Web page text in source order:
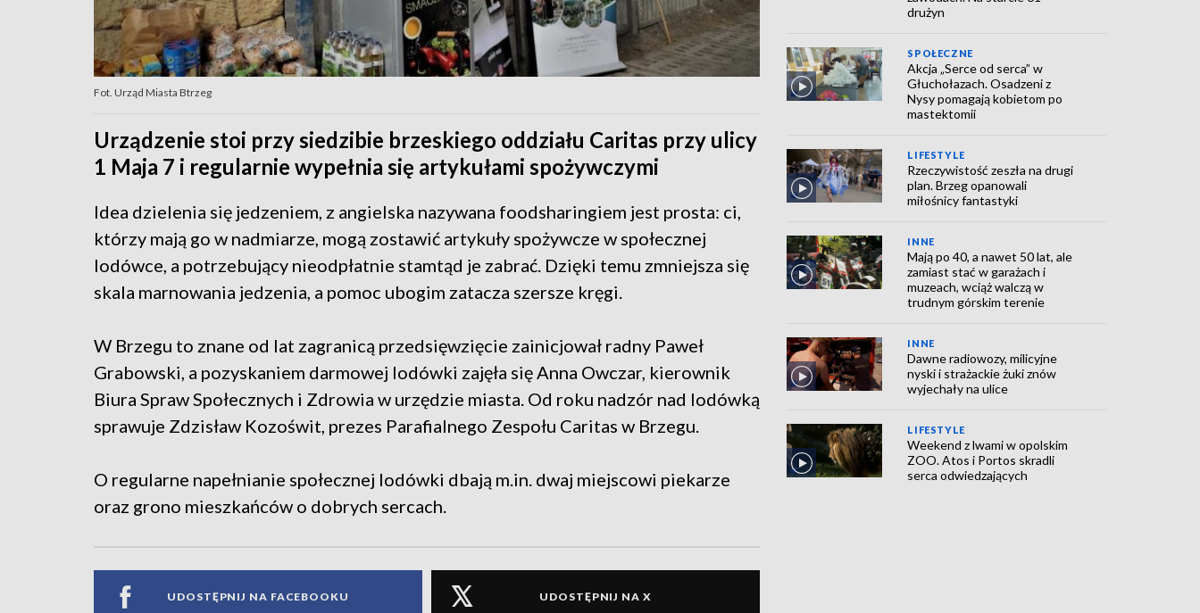
Fot. Urząd Miasta Btrzeg
Urządzenie stoi przy siedzibie brzeskiego oddziału Caritas przy ulicy
1 Maja 7 i regularnie wypełnia się artykułami spożywczymi
Idea dzielenia się jedzeniem, z angielska nazywana foodsharingiem jest prosta: ci,
którzy mają go w nadmiarze, mogą zostawić artykuły spożywcze w społecznej
lodówce, a potrzebujący nieodpłatnie stamtąd je zabrać. Dzięki temu zmniejsza się
skala marnowania jedzenia, a pomoc ubogim zatacza szersze kręgi.
W Brzegu to znane od lat zagranicą przedsięwzięcie zainicjował radny Paweł
Grabowski, a pozyskaniem darmowej lodówki zajęła się Anna Owczar, kierownik
Biura Spraw Społecznych i Zdrowia w urzędzie miasta. Od roku nadzór nad lodówką
sprawuje Zdzisław Kozoświt, prezes Parafialnego Zespołu Caritas w Brzegu.
O regularne napełnianie społecznej lodówki dbają m.in. dwaj miejscowi piekarze
oraz grono mieszkańców o dobrych sercach.
UDOSTĘPNIJ NA FACEBOOKU UDOSTĘPNIJ NA X
drużyn
SPOŁECZNE
Akcja „Serce od serca” w
Głuchołazach. Osadzeni z
Nysy pomagają kobietom po
mastektomii
LIFESTYLE
Rzeczywistość zeszła na drugi
plan. Brzeg opanowali
miłośnicy fantastyki
INNE
Mają po 40, a nawet 50 lat, ale
zamiast stać w garażach i
muzeach, wciąż walczą w
trudnym górskim terenie
INNE
Dawne radiowozy, milicyjne
nyski i strażackie żuki znów
wyjechały na ulice
LIFESTYLE
Weekend z lwami w opolskim
ZOO. Atos i Portos skradli
serca odwiedzających